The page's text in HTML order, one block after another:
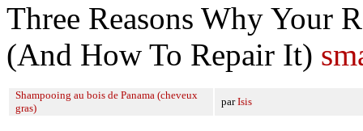
Three Reasons Why Your
(And How To Repair It)
Shampooing au bois de Panama (cheveux
gras)
parIsis